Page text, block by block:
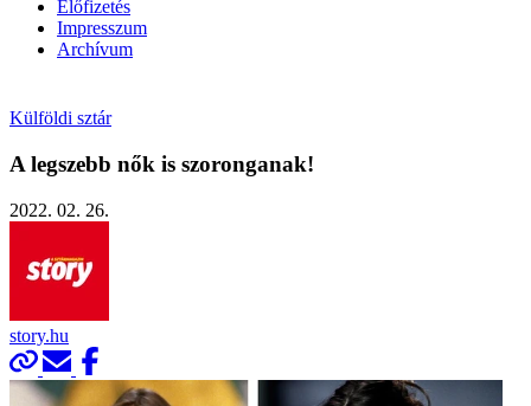
Előfizetés
Impresszum
Archívum
Külföldi sztár
A legszebb nők is szoronganak!
2022. 02. 26.
story.hu